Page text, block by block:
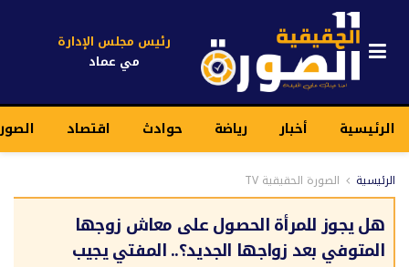
رئيس مجلس الإدارة
مي عماد
الرئيسية أخبار رياضة حوادث اقتصاد
الرئيسية الصورة الحقيقية TV
هل يجوز للمرأة الحصول على معاش زوجها
المتوفي بعد زواجها الجديد؟.. المفتي يجيب